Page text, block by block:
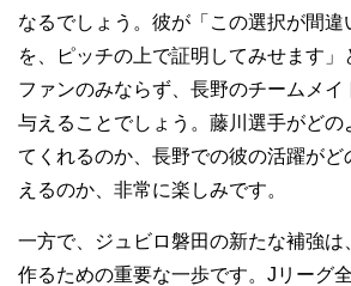
なるでしょう。彼が「この選択が間違
を、ピッチの上で証明してみせます」
ファンのみならず、長野のチームメイ
与えることでしょう。藤川選手がどの
てくれるのか、長野での彼の活躍がど
えるのか、非常に楽しみです。
一方で、ジュビロ磐田の新たな補強は
作るための重要な一歩です。Jリーグ